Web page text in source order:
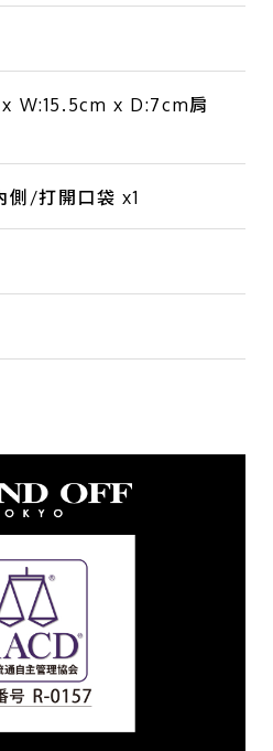
W:15.5cm x D:7cm肩
側/打開口袋 x1